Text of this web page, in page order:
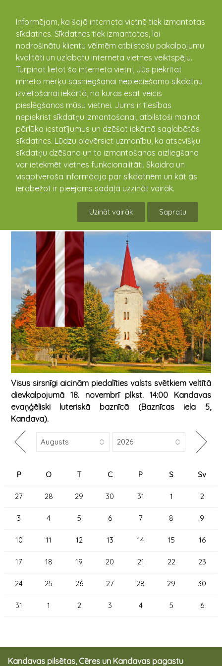
Informējam, ka šajā interneta vietnē tiek izmantotas
sīkdatnes. Sīkdatnes tiek izmantotas, lai
nodrošinātu klientu vēlmēm atbilstošu pakalpojumu
kvalitāti un uzlabotu interneta vietnes veiktspēju.
Turpinot lietot šo interneta vietni, Jūs piekrītat
minēto mērķu sasniegšanai nepieciešamo sīkdatņu
izvietošanai iekārtā, no kuras esat veicis
pieslēgšanos mūsu vietnei. Jums ir tiesības
nepiekrist sīkdatņu izmantošanai, atbilstoši mainot
pārlūka iestatījumus un dzēšot iekārtā saglabātās
sīkdatnes. Lūdzu pievērsiet uzmanību, ka atsevišķu
sīkdatņu dzēšana un to izmantošanas aizliegšana
var ietekmēt vietnes funkcionalitāti. Skaidra un
visaptveroša informācija par sīkdatnēm un kāt ās
ierobežot ir pieejams sadaļā uzzināt vairāk.
Uzināt vairāk Sapratu
kandava.lv
PASĀKUMU
KALENDĀRS
Valsts svētku dievkalpojums
Visus sirsnīgi aicinām piedalīties valsts svētkiem veltītā
dievkalpojumā 18. novembrī plkst. 14:00 Kandavas
evaņģēliski luteriskā baznīcā (Baznīcas iela 5,
Kandava).
P O T C P S Sv
27 28 29 30 31 1 2
3 4 5 6 7 8 9
10 11 12 13 14 15 16
17 18 19 20 21 22 23
24 25 26 27 28 29 30
31 1 2 3 4 5 6
Kandavas pilsētas, Cēres un Kandavas pagastu